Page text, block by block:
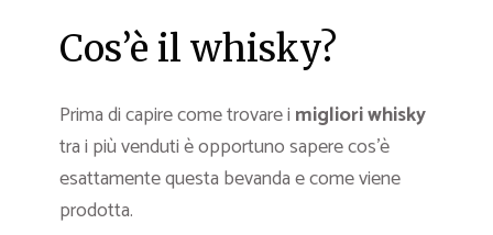
Cos’è il whisky?
Prima di capire come trovare i migliori whisky
tra i più venduti è opportuno sapere cos’è
esattamente questa bevanda e come viene
prodotta.